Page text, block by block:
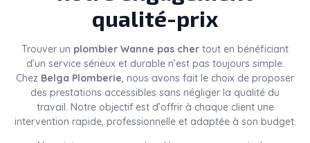
qualité-prix
Trouver un plombier Wanne pas cher tout en bénéficiant
d’un service sérieux et durable n’est pas toujours simple.
Chez Belga Plomberie , nous avons fait le choix de proposer
des prestations accessibles sans négliger la qualité du
travail. Notre objectif est d’offrir à chaque client une
intervention rapide, professionnelle et adaptée à son budget.